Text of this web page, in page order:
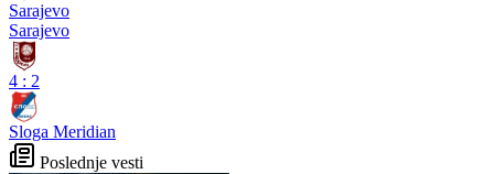
Sarajevo
Sarajevo
4 : 2
Sloga Meridian
Poslednje vesti